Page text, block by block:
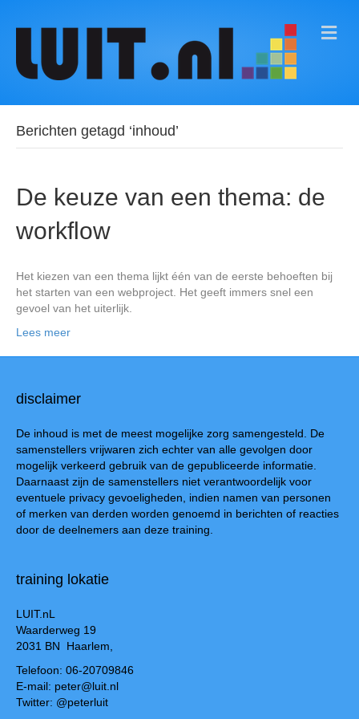
M
E
Berichten getagd ‘inhoud’
De keuze van een thema: de
workflow
Het kiezen van een thema lijkt één van de eerste behoeften bij
het starten van een webproject. Het geeft immers snel een
gevoel van het uiterlijk.
Lees meer
disclaimer
De inhoud is met de meest mogelijke zorg samengesteld. De
samenstellers vrijwaren zich echter van alle gevolgen door
mogelijk verkeerd gebruik van de gepubliceerde informatie.
Daarnaast zijn de samenstellers niet verantwoordelijk voor
eventuele privacy gevoeligheden, indien namen van personen
of merken van derden worden genoemd in berichten of reacties
door de deelnemers aan deze training.
training lokatie
LUIT.nL
Waarderweg 19
2031 BN Haarlem,
Telefoon: 06-20709846
E-mail: peter@luit.nl
Twitter: @peterluit